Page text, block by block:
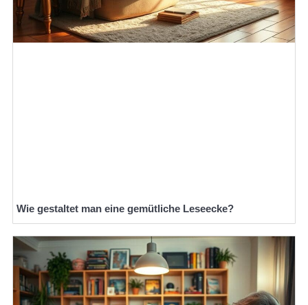
Wie gestaltet man eine gemütliche Leseecke?